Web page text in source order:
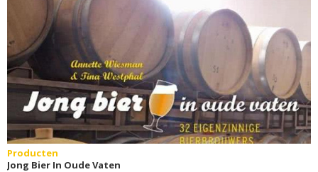
Producten
Jong Bier In Oude Vaten